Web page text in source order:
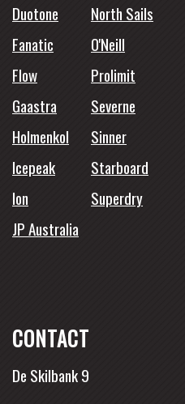
Duotone
North Sails
Fanatic
O'Neill
Flow
Prolimit
Gaastra
Severne
Holmenkol
Sinner
Icepeak
Starboard
Ion
Superdry
JP Australia
CONTACT
De Skilbank 9